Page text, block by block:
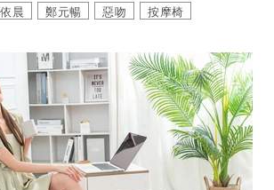
晨 鄭元暢 惡吻 按摩椅